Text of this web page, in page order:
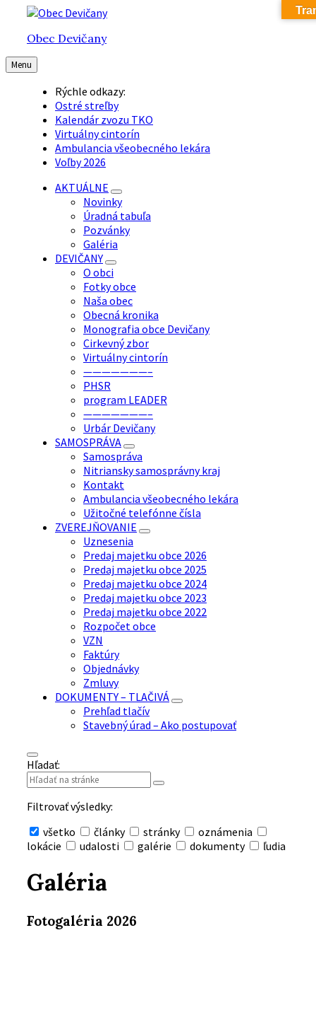
Preskočiť
obsah
Preskočiť
hlavnú
navigáciu
Preskočiť
pätičkuObec Devičany
Menu
Rýchle odkazy:
Ostré streľby
Kalendár zvozu TKO
Virtuálny cintorín
Ambulancia všeobecného lekára
Voľby 2026
AKTUÁLNE
Novinky
Úradná tabuľa
Pozvánky
Galéria
DEVIČANY
O obci
Fotky obce
Naša obec
Obecná kronika
Monografia obce Devičany
Cirkevný zbor
Virtuálny cintorín
———————–
PHSR
program LEADER
———————–
Urbár Devičany
SAMOSPRÁVA
Samospráva
Nitriansky samosprávny kraj
Kontakt
Ambulancia všeobecného lekára
Užitočné telefónne čísla
ZVEREJŇOVANIE
Uznesenia
Predaj majetku obce 2026
Predaj majetku obce 2025
Predaj majetku obce 2024
Predaj majetku obce 2023
Predaj majetku obce 2022
Rozpočet obce
VZN
Faktúry
Objednávky
Zmluvy
DOKUMENTY – TLAČIVÁ
Prehľad tlačív
Stavebný úrad – Ako postupovať
Hľadať:
Filtrovať výsledky:
všetko
články stránky
oznámenia
lokácie
udalosti galérie dokumenty ľudia
vyhľadávanie
Galéria
Fotogaléria 2026